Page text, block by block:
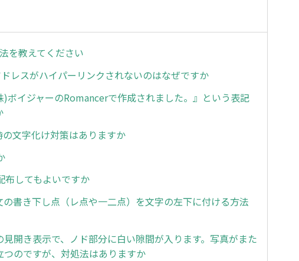
を教えてください
レスがハイパーリンクされないのはなぜですか
ボイジャーのRomancerで作成されました。』という表記
文字化け対策はありますか
してもよいですか
書き下し点（レ点や一二点）を文字の左下に付ける方法
開き表示で、ノド部分に白い隙間が入ります。写真がまた
のですが、対処法はありますか